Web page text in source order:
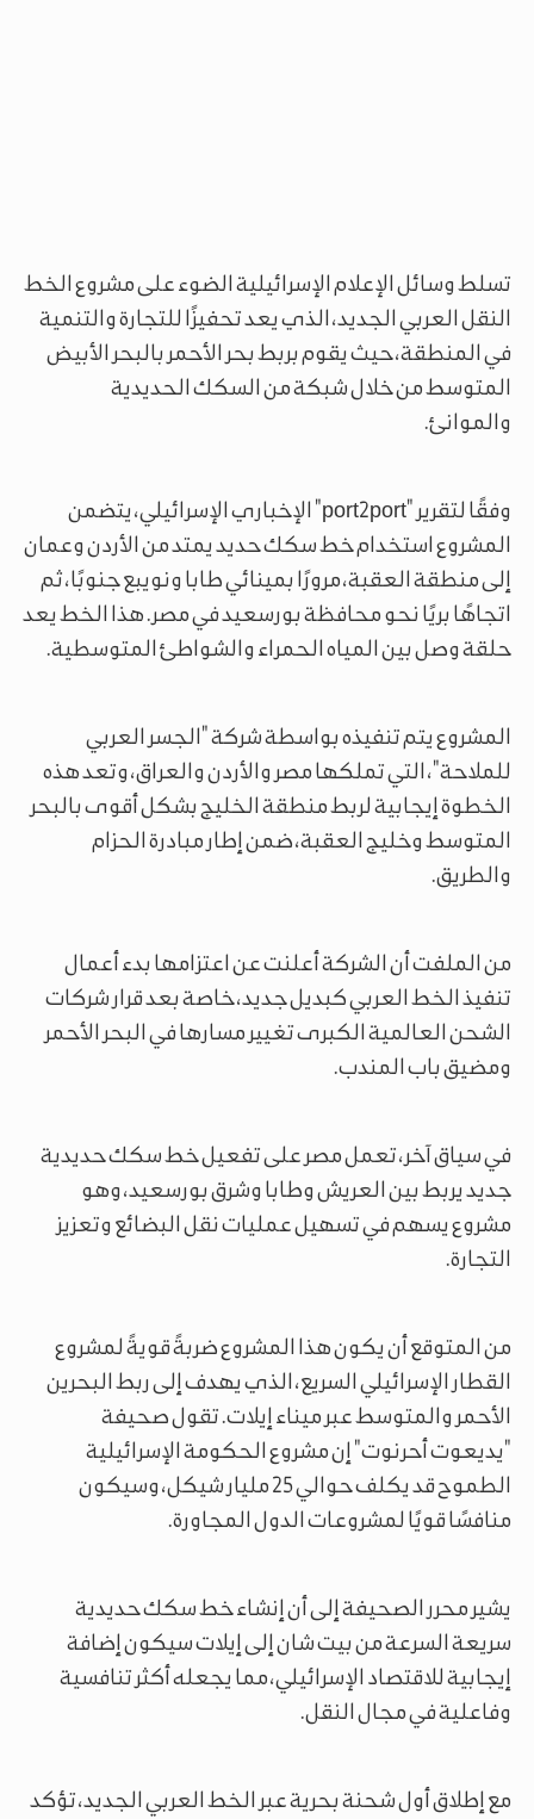
تسلط وسائل الإعلام الإسرائيلية الضوء على مشروع الخط
النقل العربي الجديد، الذي يعد تحفيزًا للتجارة والتنمية
في المنطقة، حيث يقوم بربط بحر الأحمر بالبحر الأبيض
المتوسط من خلال شبكة من السكك الحديدية
والموانئ.
وفقًا لتقرير "port2port" الإخباري الإسرائيلي، يتضمن
المشروع استخدام خط سكك حديد يمتد من الأردن وعمان
إلى منطقة العقبة، مرورًا بمينائي طابا ونويبع جنوبًا، ثم
اتجاهًا بريًا نحو محافظة بورسعيد في مصر. هذا الخط يعد
حلقة وصل بين المياه الحمراء والشواطئ المتوسطية.
المشروع يتم تنفيذه بواسطة شركة "الجسر العربي
للملاحة"، التي تملكها مصر والأردن والعراق، وتعد هذه
الخطوة إيجابية لربط منطقة الخليج بشكل أقوى بالبحر
المتوسط وخليج العقبة، ضمن إطار مبادرة الحزام
والطريق.
من الملفت أن الشركة أعلنت عن اعتزامها بدء أعمال
تنفيذ الخط العربي كبديل جديد، خاصة بعد قرار شركات
الشحن العالمية الكبرى تغيير مسارها في البحر الأحمر
ومضيق باب المندب.
في سياق آخر، تعمل مصر على تفعيل خط سكك حديدية
جديد يربط بين العريش وطابا وشرق بورسعيد، وهو
مشروع يسهم في تسهيل عمليات نقل البضائع وتعزيز
التجارة.
من المتوقع أن يكون هذا المشروع ضربةً قويةً لمشروع
القطار الإسرائيلي السريع، الذي يهدف إلى ربط البحرين
الأحمر والمتوسط عبر ميناء إيلات. تقول صحيفة
"يديعوت أحرنوت" إن مشروع الحكومة الإسرائيلية
الطموح قد يكلف حوالي 25 مليار شيكل، وسيكون
منافسًا قويًا لمشروعات الدول المجاورة.
يشير محرر الصحيفة إلى أن إنشاء خط سكك حديدية
سريعة السرعة من بيت شان إلى إيلات سيكون إضافة
إيجابية للاقتصاد الإسرائيلي، مما يجعله أكثر تنافسية
وفاعلية في مجال النقل.
مع إطلاق أول شحنة بحرية عبر الخط العربي الجديد، تؤكد